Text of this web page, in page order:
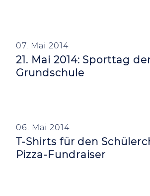
07. Mai 2014
21. Mai 2014: Sporttag
Grundschule
06. Mai 2014
T-Shirts für den
Pizza-Fundraiser